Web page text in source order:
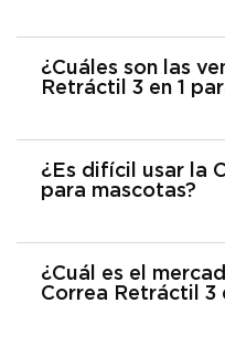
¿Cuáles son las
Retráctil 3 en 1
¿Es difícil usar la
para mascotas?
¿Cuál es el
Correa Retráctil 3